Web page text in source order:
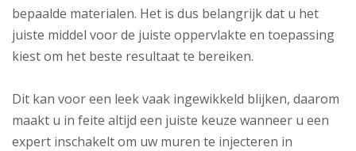
bepaalde materialen. Het is dus belangrijk dat u het
juiste middel voor de juiste oppervlakte en toepassing
kiest om het beste resultaat te bereiken.
Dit kan voor een leek vaak ingewikkeld blijken, daarom
maakt u in feite altijd een juiste keuze wanneer u een
expert inschakelt om uw muren te injecteren in